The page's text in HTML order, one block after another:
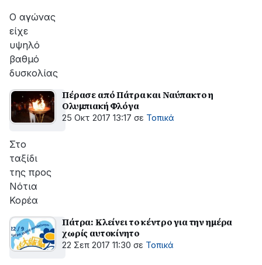
Ο αγώνας
είχε
υψηλό
βαθμό
δυσκολίας
Πέρασε από Πάτρα και Ναύπακτο η
Ολυμπιακή Φλόγα
25 Οκτ 2017 13:17 σε Τοπικά
Στο
ταξίδι
της προς
Νότια
Κορέα
Πάτρα: Κλείνει το κέντρο για την ημέρα
χωρίς αυτοκίνητο
22 Σεπ 2017 11:30 σε Τοπικά